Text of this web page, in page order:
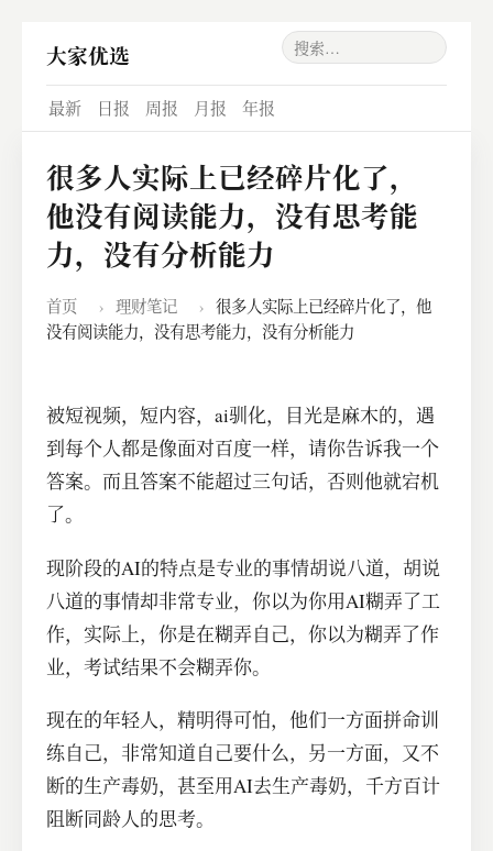
大家优选
最新 日报 周报 月报 年报
很多人实际上已经碎片化了，
他没有阅读能力，没有思考能
力，没有分析能力
首页 › 理财笔记 ›
很多人实际上已经碎片化了，他
没有阅读能力，没有思考能力，没有分析能力
被短视频，短内容，ai驯化，目光是麻木的，遇
到每个人都是像面对百度一样，请你告诉我一个
答案。而且答案不能超过三句话，否则他就宕机
了。
现阶段的AI的特点是专业的事情胡说八道，胡说
八道的事情却非常专业，你以为你用AI糊弄了工
作，实际上，你是在糊弄自己，你以为糊弄了作
业，考试结果不会糊弄你。
现在的年轻人，精明得可怕，他们一方面拼命训
练自己，非常知道自己要什么，另一方面，又不
断的生产毒奶，甚至用AI去生产毒奶，千方百计
阻断同龄人的思考。